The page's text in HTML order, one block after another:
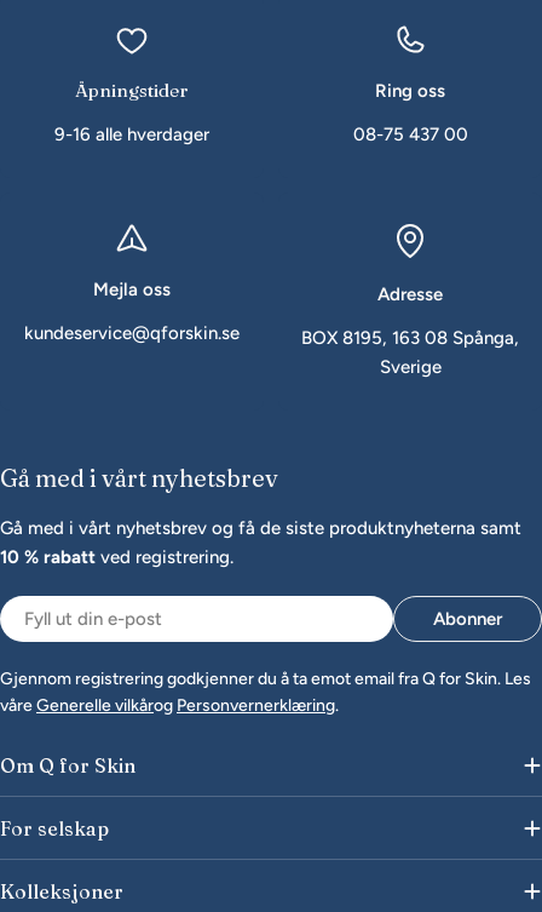
Åpningstider
9-16 alle hverdager
Ring oss
08-75 437 00
Mejla oss
kundeservice@qforskin.se
Adresse
BOX 8195, 163 08 Spånga,
Sverige
Gå med i vårt nyhetsbrev
Gå med i vårt nyhetsbrev og få de siste produktnyheterna samt
10 % rabatt ved registrering.
E-
post
Abonner
Gjennom registrering godkjenner du å ta emot email fra Q for Skin. Les
våreGenerelle vilkårog Personvernerklæring.
Om Q for Skin
For selskap
Kolleksjoner